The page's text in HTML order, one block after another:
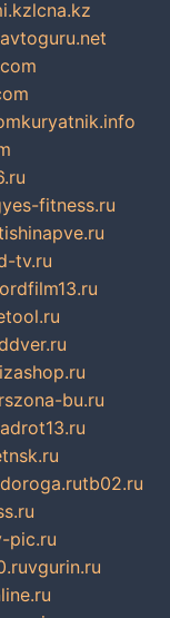
lcna.kz
avtoguru.net
kuryatnik.info
yes-fitness.ru
tv.ru
bu.ru
tb02.ru
pic.ru
vgurin.ru